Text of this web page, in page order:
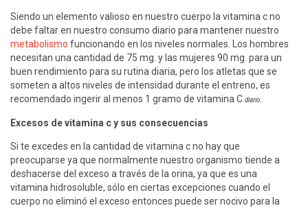
Siendo un elemento valioso en nuestro cuerpo la vitamina c no
debe faltar en nuestro consumo diario para mantener nuestro
metabolismo funcionando en los niveles normales. Los hombres
necesitan una cantidad de 75 mg. y las mujeres 90 mg. para un
buen rendimiento para su rutina diaria, pero los atletas que se
someten a altos niveles de intensidad durante el entreno, es
recomendado ingerir al menos 1 gramo de vitamina C diario.
Excesos de vitamina c y sus consecuencias
Si te excedes en la cantidad de vitamina c no hay que
preocuparse ya que normalmente nuestro organismo tiende a
deshacerse del exceso a través de la orina, ya que es una
vitamina hidrosoluble, sólo en ciertas excepciones cuando el
cuerpo no eliminó el exceso entonces puede ser nocivo para la